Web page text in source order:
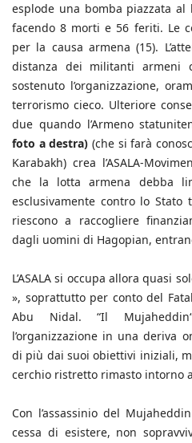
esplode una bomba piazzata al
facendo 8 morti e 56 feriti. Le
per la causa armena (15).
distanza dei militanti armeni
sostenuto l’organizzazione,
terrorismo cieco. Ulteriore
due quando l’Armeno
foto a destra) (che si farà
Karabakh) crea l’ASALA-
che la lotta armena debba
esclusivamente contro lo
riescono a raccogliere
dagli uomini di Hagopian,
L’ASALA si occupa allora quasi
», soprattutto per conto del
Abu Nidal. “Il
l’organizzazione in una deriva
di più dai suoi obiettivi iniziali,
cerchio ristretto rimasto intorno
Con l’assassinio del
cessa di esistere, non